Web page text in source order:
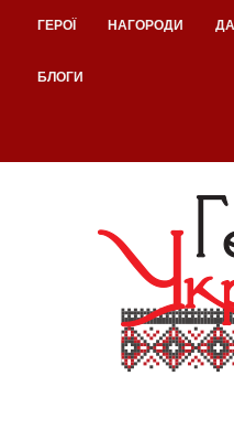
ГЕРОЇ НАГОРОДИ
БЛОГИ